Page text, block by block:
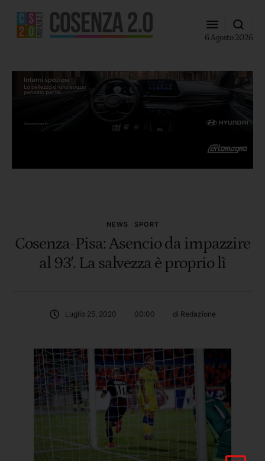
6 Agosto 2026
NEWS SPORT
Cosenza-Pisa: Asencio da impazzire
al 93′. La salvezza è proprio lì
Luglio 25, 2020 00:00 di Redazione